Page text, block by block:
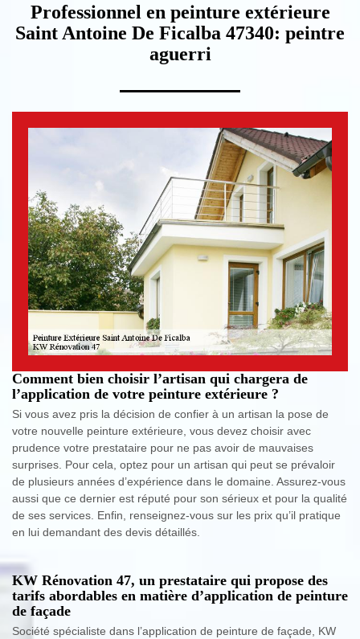
Professionnel en peinture extérieure
Saint Antoine De Ficalba 47340: peintre
aguerri
Comment bien choisir l’artisan qui chargera de
l’application de votre peinture extérieure ?
Si vous avez pris la décision de confier à un artisan la pose de
votre nouvelle peinture extérieure, vous devez choisir avec
prudence votre prestataire pour ne pas avoir de mauvaises
surprises. Pour cela, optez pour un artisan qui peut se prévaloir
de plusieurs années d’expérience dans le domaine. Assurez-vous
aussi que ce dernier est réputé pour son sérieux et pour la qualité
de ses services. Enfin, renseignez-vous sur les prix qu’il pratique
en lui demandant des devis détaillés.
KW Rénovation 47, un prestataire qui propose des
tarifs abordables en matière d’application de peinture
de façade
Société spécialiste dans l’application de peinture de façade, KW